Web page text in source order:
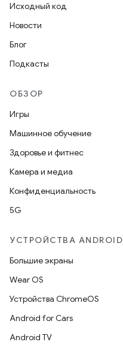
Исходный код
Новости
Блог
Подкасты
ОБЗОР
Игры
Машинное обучение
Здоровье и фитнес
Камера и медиа
Конфиденциальность
5G
УСТРОЙСТВА ANDROID
Большие экраны
Wear OS
Устройства ChromeOS
Android for Cars
Android TV